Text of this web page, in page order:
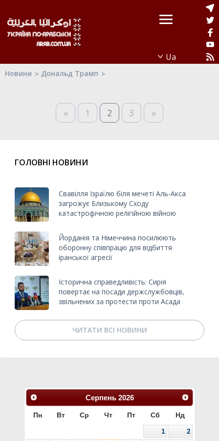
Новини Дональд Трамп
« 1 2 3 »
ГОЛОВНІ НОВИНИ
Свавілля Ізраїлю біля мечеті Аль-Акса
загрожує Близькому Сходу
катастрофічною релігійною війною
Йорданія та Німеччина посилюють
оборонну співпрацю для відбиття
іранської агресії
Історична справедливість: Сирія
повертає на посади держслужбовців,
звільнених за протести проти Асада
ЧИТАТИ ВСІ НОВИНИ
Серпень 2026
Пн Вт Ср Чт Пт Сб Нд
1
2